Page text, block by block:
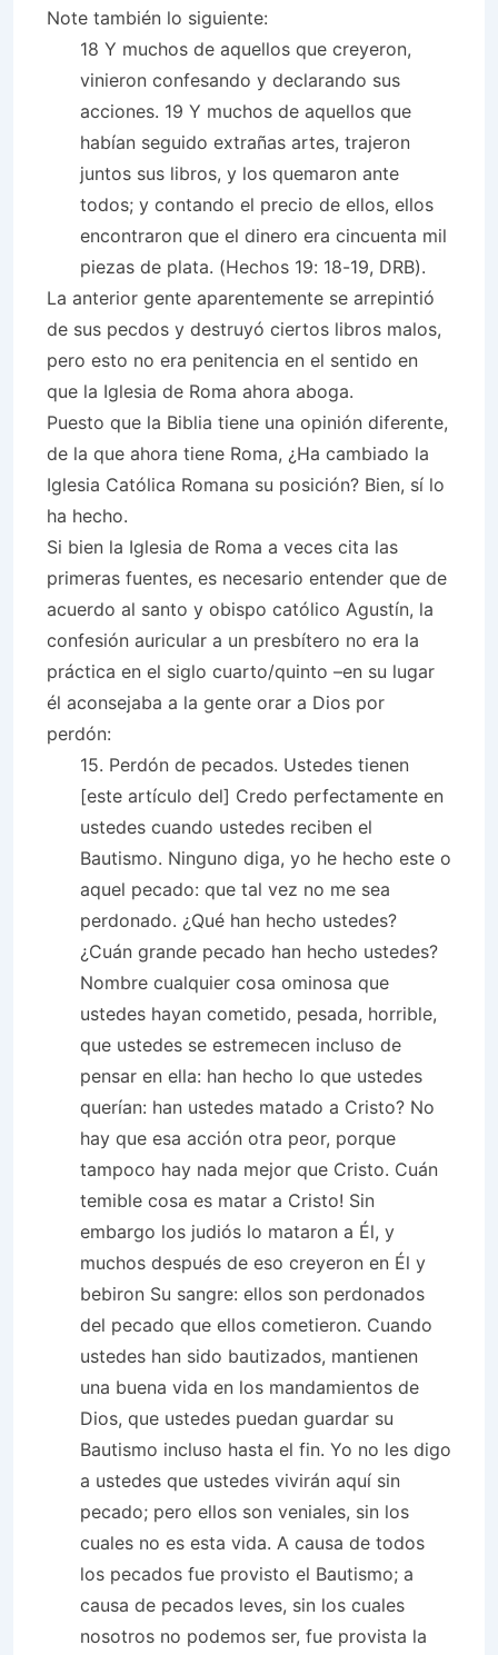
Note también lo siguiente:
18 Y muchos de aquellos que creyeron,
vinieron confesando y declarando sus
acciones. 19 Y muchos de aquellos que
habían seguido extrañas artes, trajeron
juntos sus libros, y los quemaron ante
todos; y contando el precio de ellos, ellos
encontraron que el dinero era cincuenta mil
piezas de plata. (Hechos 19: 18-19, DRB).
La anterior gente aparentemente se arrepintió
de sus pecdos y destruyó ciertos libros malos,
pero esto no era penitencia en el sentido en
que la Iglesia de Roma ahora aboga.
Puesto que la Biblia tiene una opinión diferente,
de la que ahora tiene Roma, ¿Ha cambiado la
Iglesia Católica Romana su posición? Bien, sí lo
ha hecho.
Si bien la Iglesia de Roma a veces cita las
primeras fuentes, es necesario entender que de
acuerdo al santo y obispo católico Agustín, la
confesión auricular a un presbítero no era la
práctica en el siglo cuarto/quinto –en su lugar
él aconsejaba a la gente orar a Dios por
perdón:
15. Perdón de pecados. Ustedes tienen
[este artículo del] Credo perfectamente en
ustedes cuando ustedes reciben el
Bautismo. Ninguno diga, yo he hecho este o
aquel pecado: que tal vez no me sea
perdonado. ¿Qué han hecho ustedes?
¿Cuán grande pecado han hecho ustedes?
Nombre cualquier cosa ominosa que
ustedes hayan cometido, pesada, horrible,
que ustedes se estremecen incluso de
pensar en ella: han hecho lo que ustedes
querían: han ustedes matado a Cristo? No
hay que esa acción otra peor, porque
tampoco hay nada mejor que Cristo. Cuán
temible cosa es matar a Cristo! Sin
embargo los judiós lo mataron a Él, y
muchos después de eso creyeron en Él y
bebiron Su sangre: ellos son perdonados
del pecado que ellos cometieron. Cuando
ustedes han sido bautizados, mantienen
una buena vida en los mandamientos de
Dios, que ustedes puedan guardar su
Bautismo incluso hasta el fin. Yo no les digo
a ustedes que ustedes vivirán aquí sin
pecado; pero ellos son veniales, sin los
cuales no es esta vida. A causa de todos
los pecados fue provisto el Bautismo; a
causa de pecados leves, sin los cuales
nosotros no podemos ser, fue provista la